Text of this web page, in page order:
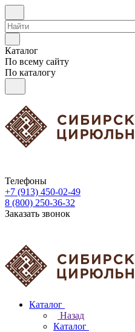
Каталог
По всему сайту
По каталогу
Телефоны
+7 (913) 450-02-49
8 (800) 250-36-32
Заказать звонок
Каталог
Назад
Каталог